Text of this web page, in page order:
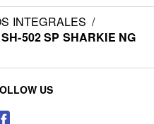
INTEGRALES /
502 SP SHARKIE NG
US